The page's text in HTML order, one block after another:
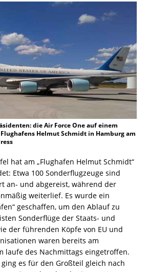
die Air Force One auf einem
Helmut Schmidt in Hamburg am
hat am „Flughafen Helmut Schmidt“
Etwa 100 Sonderflugzeuge sind
an- und abgereist, während der
weiterlief. Es wurde ein
geschaffen, um den Ablauf zu
Sonderflüge der Staats- und
der führenden Köpfe von EU und
waren bereits am
laufe des Nachmittags eingetroffen.
es für den Großteil gleich nach